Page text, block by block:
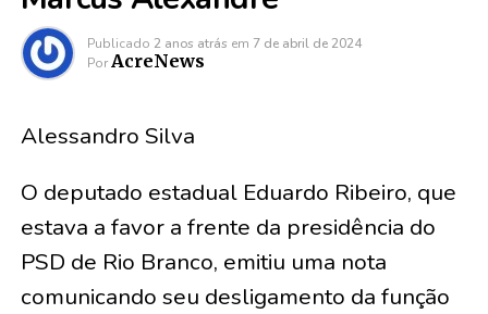
Publicado 2 anos atrás em 7 de abril de 2024
Por AcreNews
Alessandro Silva
O deputado estadual Eduardo Ribeiro, que
estava a favor a frente da presidência do
PSD de Rio Branco, emitiu uma nota
comunicando seu desligamento da função